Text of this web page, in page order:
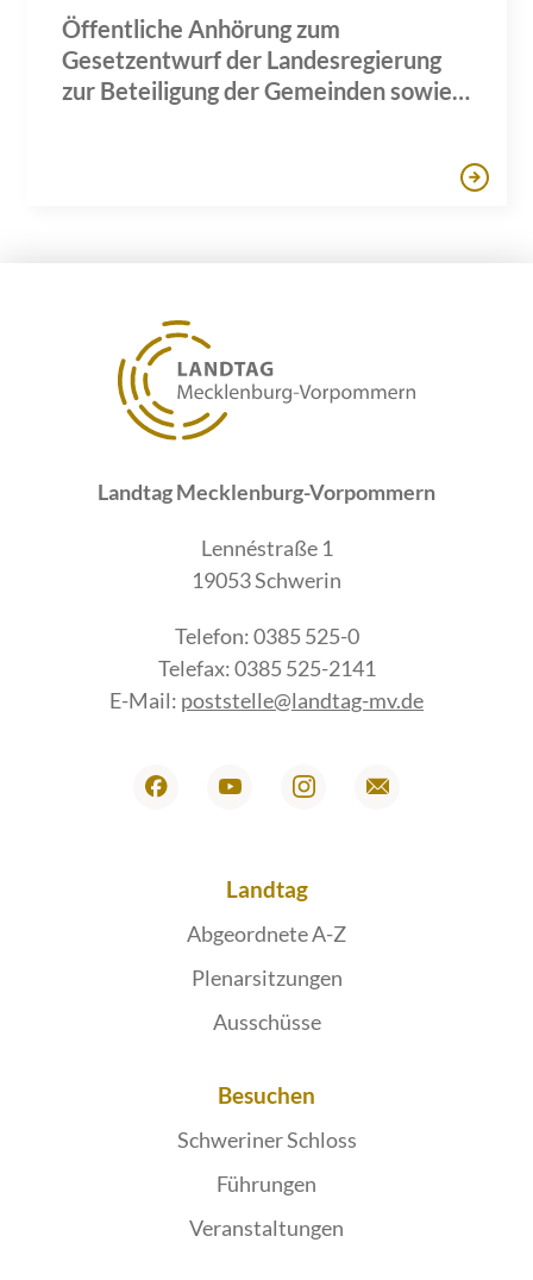
Öffentliche Anhörung zum
Gesetzentwurf der Landesregierung
zur Beteiligung der Gemeinden sowie
Landtag Mecklenburg-Vorpommern
Lennéstraße 1
19053 Schwerin
Telefon: 0385 525-0
Telefax: 0385 525-2141
E-Mail: poststelle@landtag-mv.de
Landtag
Abgeordnete A-Z
Plenarsitzungen
Ausschüsse
Besuchen
Schweriner Schloss
Führungen
Veranstaltungen